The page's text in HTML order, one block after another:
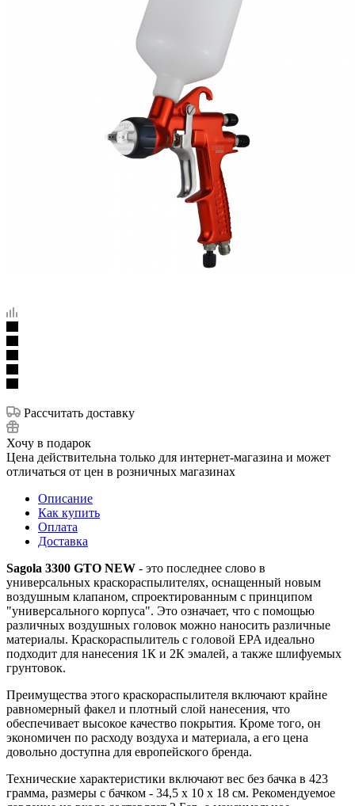
Рассчитать доставку
Хочу в подарок
Цена действительна только для интернет-магазина и может
отличаться от цен в розничных магазинах
Описание
Как купить
Оплата
Доставка
Sagola 3300 GTO NEW - это последнее слово в
универсальных краскораспылителях, оснащенный новым
воздушным клапаном, спроектированным с принципом
"универсального корпуса". Это означает, что с помощью
различных воздушных головок можно наносить различные
материалы. Краскораспылитель с головой EPA идеально
подходит для нанесения 1К и 2К эмалей, а также шлифуемых
грунтовок.
Преимущества этого краскораспылителя включают крайне
равномерный факел и плотный слой нанесения, что
обеспечивает высокое качество покрытия. Кроме того, он
экономичен по расходу воздуха и материала, а его цена
довольно доступна для европейского бренда.
Технические характеристики включают вес без бачка в 423
грамма, размеры с бачком - 34,5 x 10 x 18 см. Рекомендуемое